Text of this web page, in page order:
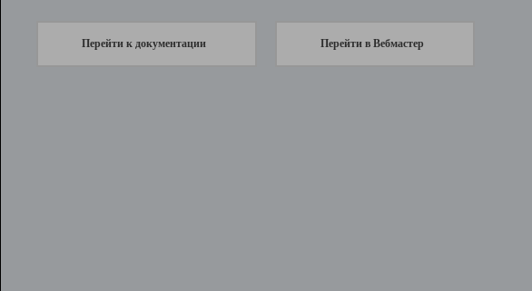
Перейти к документации Перейти в Вебмастер